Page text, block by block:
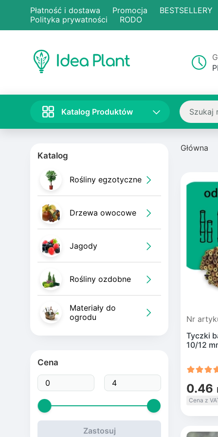
Płatność i dostawa Promocja BESTSELLERY
Polityka prywatności
RODO
Katalog Produktów
Katalog
Rośliny egzotyczne
Granat
Bonsai
Liść
Oliwka
Drzewa owocowe
Jagody
Agrest
Malina
Rośliny ozdobne
Materiały do
ogrodu
Palik
Cena
Zastosuj
Główna
Nr
Tyczki
10/12
0.46
Cena z